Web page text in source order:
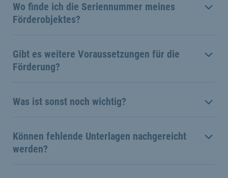
Wo finde ich die Seriennummer meines
Förderobjektes?
Gibt es weitere Voraussetzungen für die
Förderung?
Was ist sonst noch wichtig?
Können fehlende Unterlagen nachgereicht
werden?